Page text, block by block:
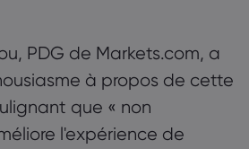
PDG de Markets.com, a
à propos de cette
que « non
l'expérience de